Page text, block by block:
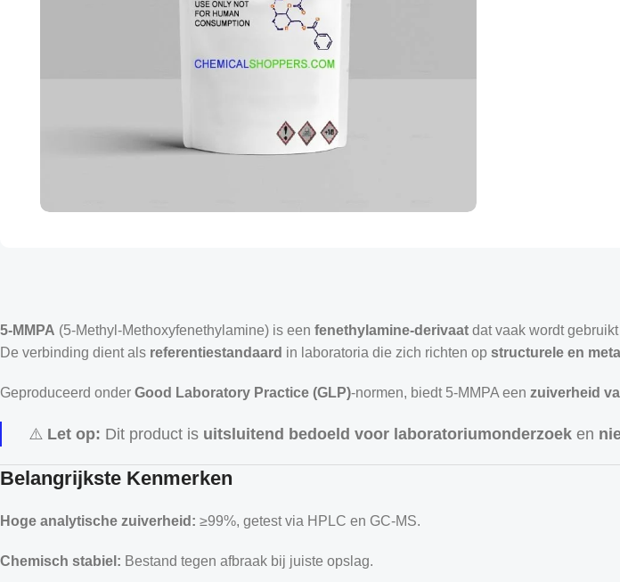
5-MMPA (5-Methyl-Methoxyfenethylamine) is een fenethylamine-derivaat dat vaak wordt
De verbinding dient als referentiestandaard in laboratoria die zich richten op structurele en
Geproduceerd onder Good Laboratory Practice (GLP)-normen, biedt 5-MMPA een zuiverheid
⚠️ Let op: Dit product is uitsluitend bedoeld voor laboratoriumonderzoek en
Belangrijkste Kenmerken
Hoge analytische zuiverheid: ≥99%, getest via HPLC en GC-MS.
Chemisch stabiel: Bestand tegen afbraak bij juiste opslag.